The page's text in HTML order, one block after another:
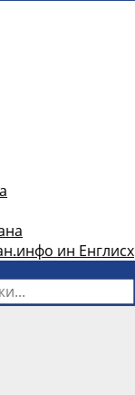
ин Енглисх